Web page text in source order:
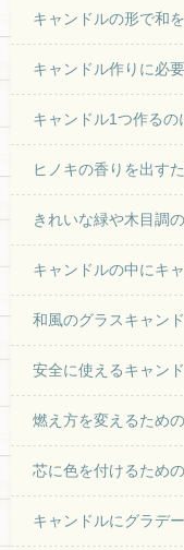
キャンドルの形で和
キャンドル作りに必
キャンドル1つ作るの
ヒノキの香りを出す
きれいな緑や木目調
キャンドルの中にキ
和風のグラスキャン
安全に使えるキャン
燃え方を変えるため
芯に色を付けるため
キャンドルにグラデ